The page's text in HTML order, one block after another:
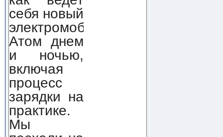
себя новый
электромобиль
Атом днем
и ночью,
включая
процесс
зарядки на
практике.
Мы